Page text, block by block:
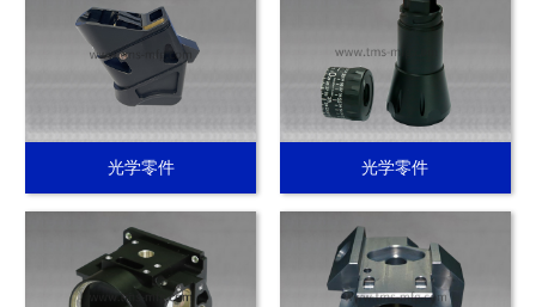
光学零件 光学零件